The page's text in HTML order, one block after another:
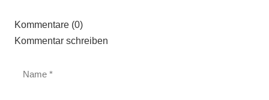
Kommentare (0)
Kommentar schreiben